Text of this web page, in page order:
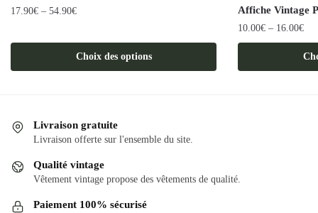
17.90€ – 54.90€
Choix des options
a
Les
options
être
sur
Affiche Vintage
10.00€ – 16.00€
produit
Livraison gratuite
Livraison offerte sur l'ensemble du site.
Qualité vintage
Vêtement vintage propose des vêtements de qualité.
Paiement 100% sécurisé